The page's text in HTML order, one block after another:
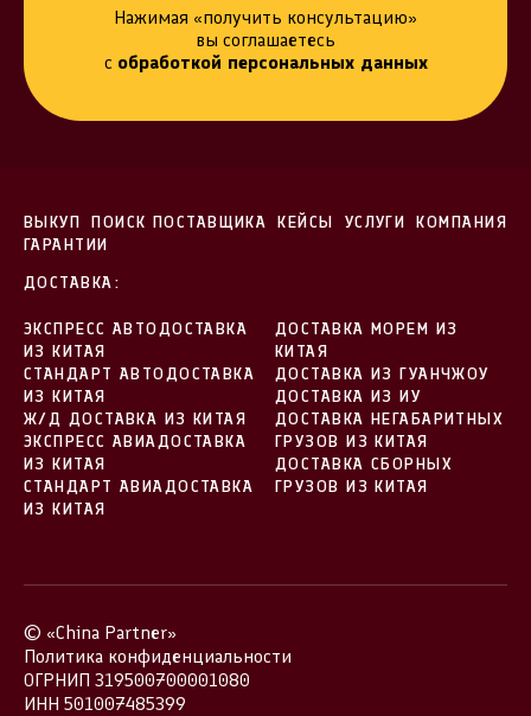
Нажимая «получить консультацию»
вы соглашаетесь
с обработкой персональных данных
ДОСТАВКА:
ЭКСПРЕСС АВТОДОСТАВКА
ИЗ КИТАЯ
СТАНДАРТ АВТОДОСТАВКА
ИЗ КИТАЯ
Ж/Д ДОСТАВКА ИЗ КИТАЯ
ЭКСПРЕСС АВИАДОСТАВКА
ИЗ КИТАЯ
СТАНДАРТ АВИАДОСТАВКА
ИЗ КИТАЯ
ДОСТАВКА МОРЕМ ИЗ
КИТАЯ
ДОСТАВКА ИЗ ГУАНЧЖОУ
ДОСТАВКА ИЗ ИУ
ДОСТАВКА НЕГАБАРИТНЫХ
ГРУЗОВ ИЗ КИТАЯ
ДОСТАВКА СБОРНЫХ
ГРУЗОВ ИЗ КИТАЯ
ВЫКУП ПОИСК ПОСТАВЩИКА КЕЙСЫ УСЛУГИ
КОМПАНИЯ
ГАРАНТИИ
© «China Partner»
Политика конфиденциальности
ОГРНИП 319500700001080
ИНН 501007485399